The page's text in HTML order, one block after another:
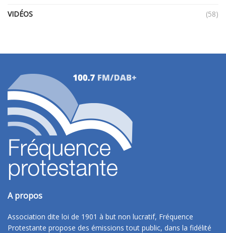
VIDÉOS
(58)
A propos
Association dite loi de 1901 à but non lucratif, Fréquence
Protestante propose des émissions tout public, dans la fidélité